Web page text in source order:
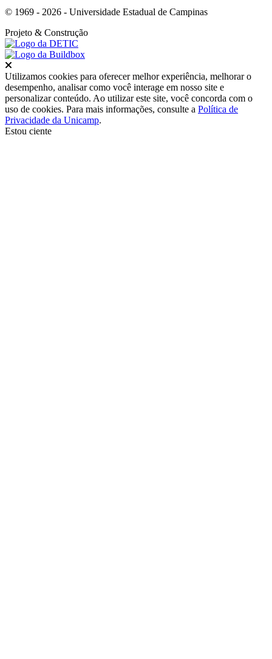
© 1969 - 2026 - Universidade Estadual de Campinas
Projeto & Construção
Utilizamos cookies para oferecer melhor experiência, melhorar o
desempenho, analisar como você interage em nosso site e
personalizar conteúdo. Ao utilizar este site, você concorda com o
uso de cookies. Para mais informações, consulte a Política de
Privacidade da Unicamp.
Estou ciente